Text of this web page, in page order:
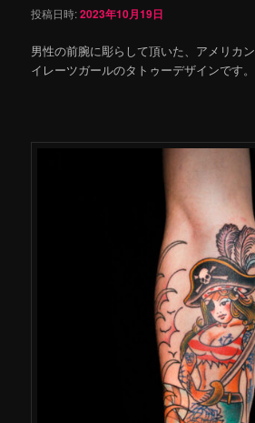
投稿日時:2023年10月19日
男性の前腕に彫らして頂いた、アメリカ
イレーツガールのタトゥーデザインです。